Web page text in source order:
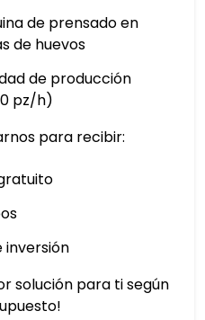
de prensado en
de huevos
de producción
pz/h)
para recibir:
inversión
solución para ti según